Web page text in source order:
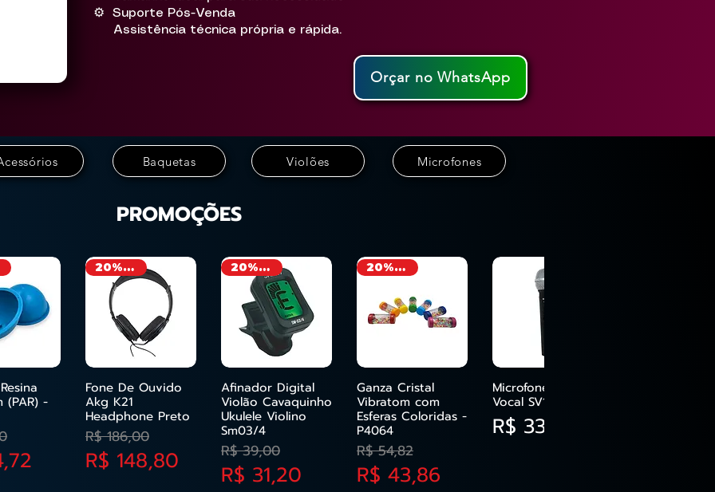
⚙ Suporte Pós-Venda
Assistência técnica própria e rápida.
Orçar no WhatsApp
Baquetas Violões Microfones
PROMOÇÕES
(PAR) -
promocional
20% OFF
Fone De Ouvido
Akg K21
Headphone Preto
Preço normal
R$ 186,00
Preço promocional
R$ 148,80
20% OFF
Afinador Digital
Violão Cavaquinho
Ukulele Violino
Sm03/4
Preço normal
R$ 39,00
Preço promocional
R$ 31,20
20% OFF
Ganza Cristal
Vibratom com
Esferas Coloridas -
P4064
Preço normal
R$ 54,82
Preço promocional
R$ 43,86
Microfone Shure
Vocal SV100
Preço
R$ 330,00